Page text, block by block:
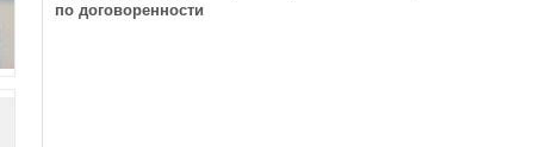
по договоренности